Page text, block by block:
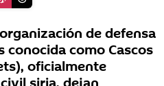
de defensa
conocida como Cascos
oficialmente